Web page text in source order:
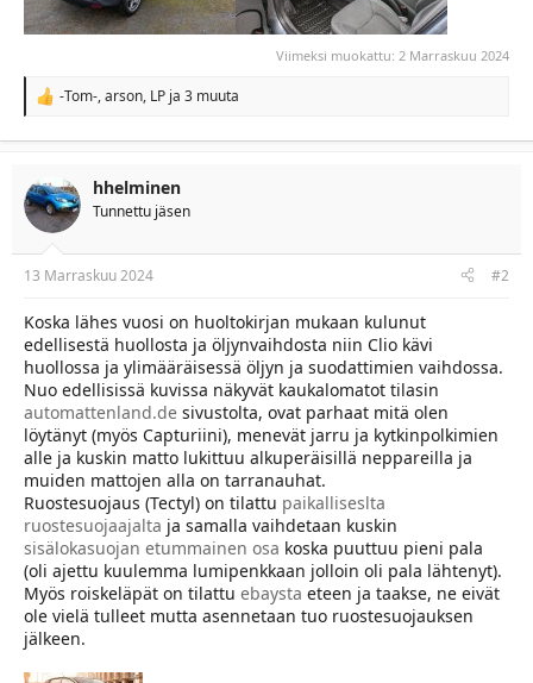
Viimeksi muokattu: 2 Marraskuu 2024
R
a
t
i
o
n
s
:
-Tom-,arson, LP ja 3 muuta
hhelminen
Tunnettu jäsen
13 Marraskuu 2024 #2
Koska lähes vuosi on huoltokirjan mukaan kulunut
edellisestä huollosta ja öljynvaihdosta niin Clio kävi
huollossa ja ylimääräisessä öljyn ja suodattimien vaihdossa.
Nuo edellisissä kuvissa näkyvät kaukalomatot tilasin
automattenland.de sivustolta, ovat parhaat mitä olen
löytänyt (myös Capturiini), menevät jarru ja kytkinpolkimien
alle ja kuskin matto lukittuu alkuperäisillä neppareilla ja
muiden mattojen alla on tarranauhat.
Ruostesuojaus (Tectyl) on tilattu paikalliseslta
ruostesuojaajalta ja samalla vaihdetaan kuskin
sisälokasuojan etummainen osa koska puuttuu pieni pala
(oli ajettu kuulemma lumipenkkaan jolloin oli pala lähtenyt).
Myös roiskeläpät on tilattu ebaysta eteen ja taakse, ne eivät
ole vielä tulleet mutta asennetaan tuo ruostesuojauksen
jälkeen.